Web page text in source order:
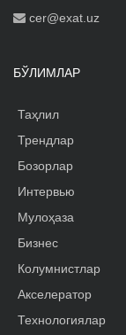
cer@exat.uz
БЎЛИМЛАР
Таҳлил
Трендлар
Бозорлар
Интервью
Мулоҳаза
Бизнес
Колумнистлар
Акселератор
Технологиялар